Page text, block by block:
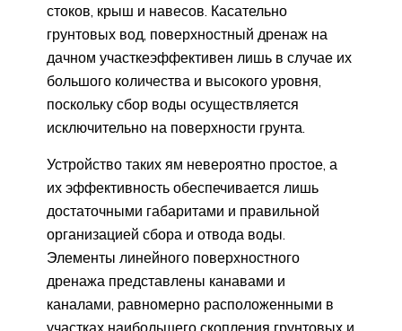
стоков, крыш и навесов. Касательно
грунтовых вод, поверхностный дренаж на
дачном участкеэффективен лишь в случае их
большого количества и высокого уровня,
поскольку сбор воды осуществляется
исключительно на поверхности грунта.
Устройство таких ям невероятно простое, а
их эффективность обеспечивается лишь
достаточными габаритами и правильной
организацией сбора и отвода воды.
Элементы линейного поверхностного
дренажа представлены канавами и
каналами, равномерно расположенными в
участках наибольшего скопления грунтовых и